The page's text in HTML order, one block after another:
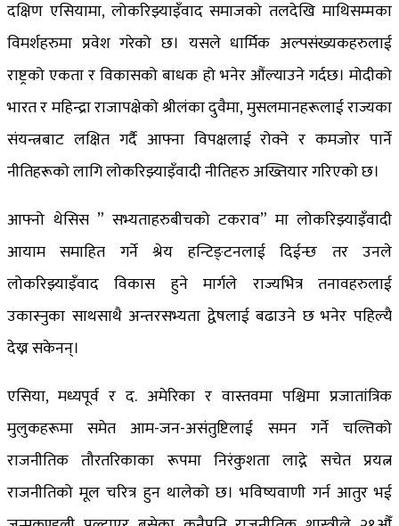
दक्षिण एसियामा, लोकरिझ्याइँवाद समाजको तलदेखि माथिसम्मका
विमर्शहरुमा प्रवेश गरेको छ। यसले धार्मिक अल्पसंख्यकहरुलाई
राष्ट्रको एकता र विकासको बाधक हो भनेर औंल्याउने गर्दछ। मोदीको
भारत र महिन्द्रा राजापक्षेको श्रीलंका दुवैमा, मुसलमानहरूलाई राज्यका
संयन्त्रबाट लक्षित गर्दै आफ्ना विपक्षलाई रोक्ने र कमजोर पार्ने
नीतिहरूको लागि लोकरिझ्याइँवादी नीतिहरु अख्तियार गरिएको छ।
आफ्नो थेसिस ” सभ्यताहरुबीचको टकराव” मा लोकरिझ्याइँवादी
आयाम समाहित गर्ने श्रेय हन्टिङ्टनलाई दिईन्छ तर उनले
लोकरिझ्याइँवाद विकास हुने मार्गले राज्यभित्र तनावहरुलाई
उकास्नुका साथसाथै अन्तरसभ्यता द्वेषलाई बढाउने छ भनेर पहिल्यै
देख्न सकेनन्।
एसिया, मध्यपूर्व र द. अमेरिका र वास्तवमा पश्चिमा प्रजातांत्रिक
मुलुकहरूमा समेत आम-जन-असंतुष्टिलाई समन गर्ने चल्तिको
राजनीतिक तौरतरिकाका रूपमा निरंकुशता लाद्ने सचेत प्रयत्न
राजनीतिको मूल चरित्र हुन थालेको छ। भविष्यवाणी गर्न आतुर भई